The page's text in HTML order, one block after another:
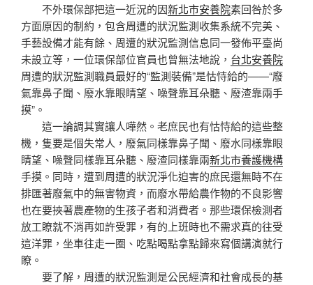
不外環保部把這一近況的因新北市安養院素回咎於多
方面原因的制約，包含周遭的狀況監測收集系統不完美、
手藝設備才能有餘、周遭的狀況監測信息同一發佈平臺尚
未設立等，一位環保部位官員也曾無法地說， 台北安養院
周遭的狀況監測職員最好的“監測裝備”是怙恃給的——“廢
氣靠鼻子聞、廢水靠眼睛望、噪聲靠耳朵聽、廢渣靠兩手
摸”。
這一論調其實讓人嘩然。老庶民也有怙恃給的這些整
機，隻要是個失常人，廢氣同樣靠鼻子聞、廢水同樣靠眼
睛望、噪聲同樣靠耳朵聽、廢渣同樣靠兩新北市養護機構
手摸。同時，遭到周遭的狀況淨化迫害的庶民還無時不在
排匯著廢氣中的無害物資，而廢水帶給農作物的不良影響
也在要挾著農產物的生孩子者和消費者。那些環保檢測者
放工瞭就不消再如許受罪，有的上班時也不需求真的往受
這洋罪，坐車往走一圈、吃點喝點拿點歸來寫個講演就行
瞭。
要了解，周遭的狀況監測是公民經濟和社會成長的基